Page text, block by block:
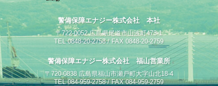
警備保障エナジー株式会社 本社
〒722-0052 広島県尾道市山波町473-1
TEL 0848-20-2758 / FAX 0848-20-2759
警備保障エナジー株式会社 福山営業所
〒720-0838 広島県福山市瀬戸町大字山北18-4
TEL 084-959-2758 / FAX 084-959-2759